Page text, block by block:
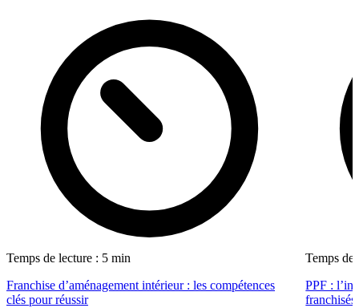
Temps de lecture : 5 min
Franchise d’aménagement intérieur : les compétences
clés pour réussir
Temps de
PPF :
franchisés